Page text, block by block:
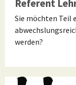
Referent
Sie möchten Teil
werden?